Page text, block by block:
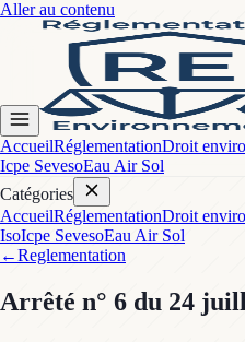
Aller au contenu
AccueilRéglementationDroit
Icpe SevesoEau Air Sol
Catégories
AccueilRéglementationDroit
IsoIcpe SevesoEau Air Sol
←Reglementation
Arrêté n° 6 du 24